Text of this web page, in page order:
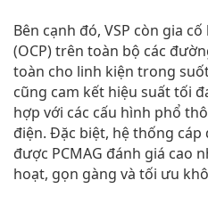
Bên cạnh đó, VSP còn gia
(OCP) trên toàn bộ các
toàn cho linh kiện trong
cũng cam kết hiệu suất tối
hợp với các cấu hình phổ
điện. Đặc biệt, hệ thống cáp
được PCMAG đánh giá cao
hoạt, gọn gàng và tối ưu